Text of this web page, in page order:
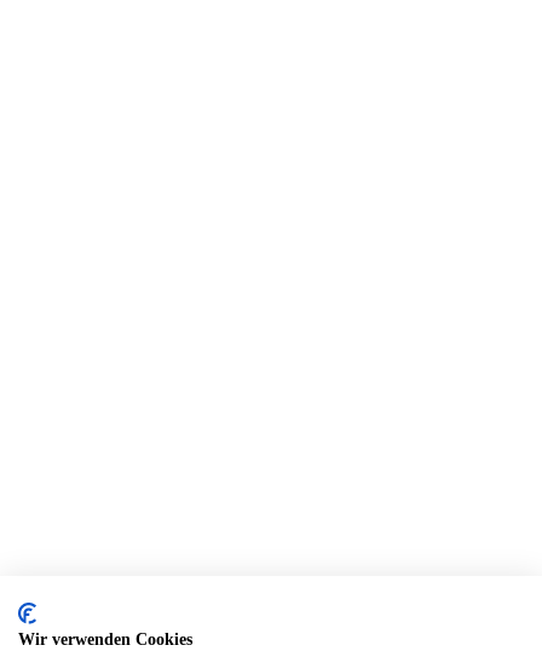
Wir verwenden Cookies